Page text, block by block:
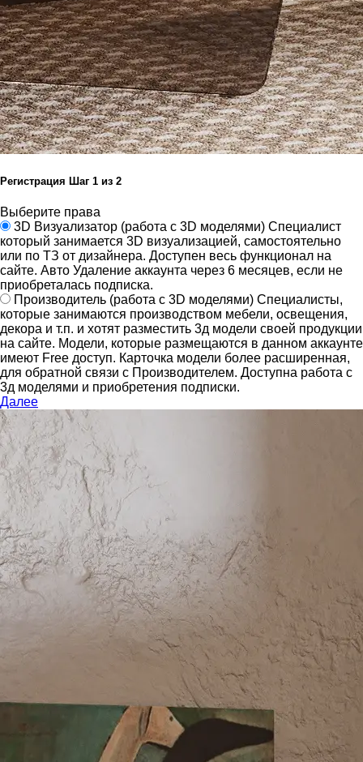
Регистрация Шаг 1 из 2
Выберите права
3D Визуализатор (работа с 3D моделями) Специалист
который занимается 3D визуализацией, самостоятельно
или по ТЗ от дизайнера. Доступен весь функционал на
сайте. Авто Удаление аккаунта через 6 месяцев, если не
приобреталась подписка.
Производитель (работа с 3D моделями) Специалисты,
которые занимаются производством мебели, освещения,
декора и т.п. и хотят разместить 3д модели своей продукции
на сайте. Модели, которые размещаются в данном аккаунте
имеют Free доступ. Карточка модели более расширенная,
для обратной связи с Производителем. Доступна работа с
3д моделями и приобретения подписки.
Далее